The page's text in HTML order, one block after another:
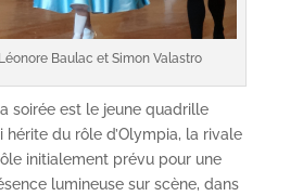
Baulac et Simon Valastro
soirée est le jeune quadrille
du rôle d’Olympia, la rivale
initialement prévu pour une
lumineuse sur scène, dans